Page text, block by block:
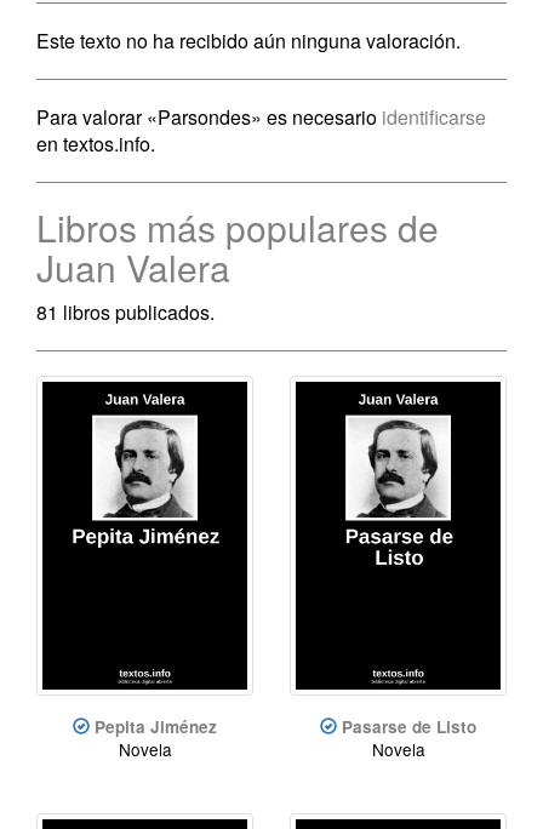
Este texto no ha recibido aún ninguna valoración.
Para valorar «Parsondes» es necesario identificarse
en textos.info.
Libros más populares de
Juan Valera
81 libros publicados.
Pepita Jiménez
Novela
Pasarse de Listo
Novela